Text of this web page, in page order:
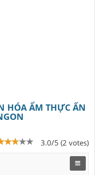
HÓA ẨM THỰC ẤN
3.0/5 (2 votes)